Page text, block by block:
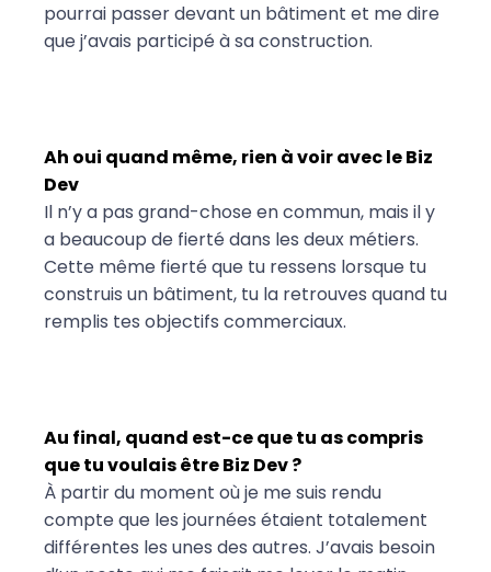
pourrai passer devant un bâtiment et me dire
que j’avais participé à sa construction.
Ah oui quand même, rien à voir avec le Biz
Dev
Il n’y a pas grand-chose en commun, mais il y
a beaucoup de fierté dans les deux métiers.
Cette même fierté que tu ressens lorsque tu
construis un bâtiment, tu la retrouves quand tu
remplis tes objectifs commerciaux.
Au final, quand est-ce que tu as compris
que tu voulais être Biz Dev ?
À partir du moment où je me suis rendu
compte que les journées étaient totalement
différentes les unes des autres. J’avais besoin